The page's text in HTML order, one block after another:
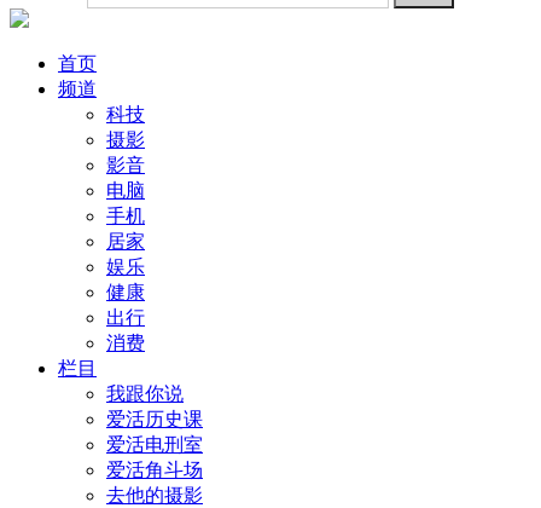
首页
频道
科技
摄影
影音
电脑
手机
居家
娱乐
健康
出行
消费
栏目
我跟你说
爱活历史课
爱活电刑室
爱活角斗场
去他的摄影